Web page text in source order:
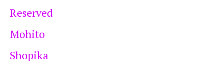
Reserved
Mohito
Shopika